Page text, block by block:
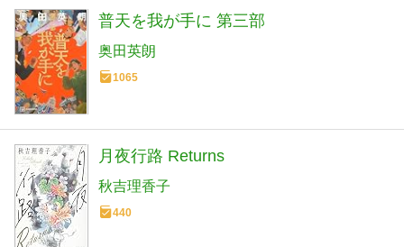
普天を我が手に 第三部
奥田英朗
1065
月夜行路 Returns
秋吉理香子
440